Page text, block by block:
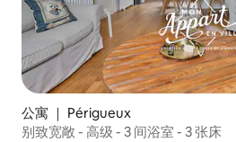
公寓 ｜ Périgueux
别致宽敞 - 高级 - 3 间浴室 - 3 张床